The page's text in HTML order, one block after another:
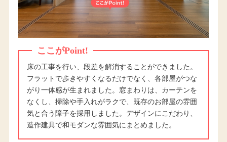
ここがPoint!
床の工事を行い、段差を解消することができました。
フラットで歩きやすくなるだけでなく、各部屋がつな
がり一体感が生まれました。窓まわりは、カーテンを
なくし、掃除や手入れがラクで、既存のお部屋の雰囲
気と合う障子を採用しました。デザインにこだわり、
造作建具で和モダンな雰囲気にまとめました。